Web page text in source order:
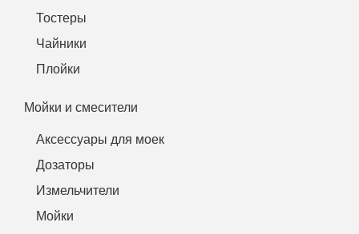
Тостеры
Чайники
Плойки
Мойки и смесители
Аксессуары для моек
Дозаторы
Измельчители
Мойки